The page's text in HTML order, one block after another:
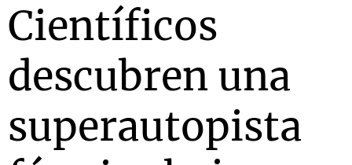
Científicos
descubren una
superautopista